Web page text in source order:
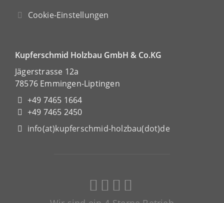
Cookie-Einstellungen
Kupferschmid Holzbau GmbH & Co.KG
Jägerstrasse 12a
78576 Emmingen-Liptingen
+49 7465 1664
+49 7465 2450
info(at)kupferschmid-holzbau(dot)de